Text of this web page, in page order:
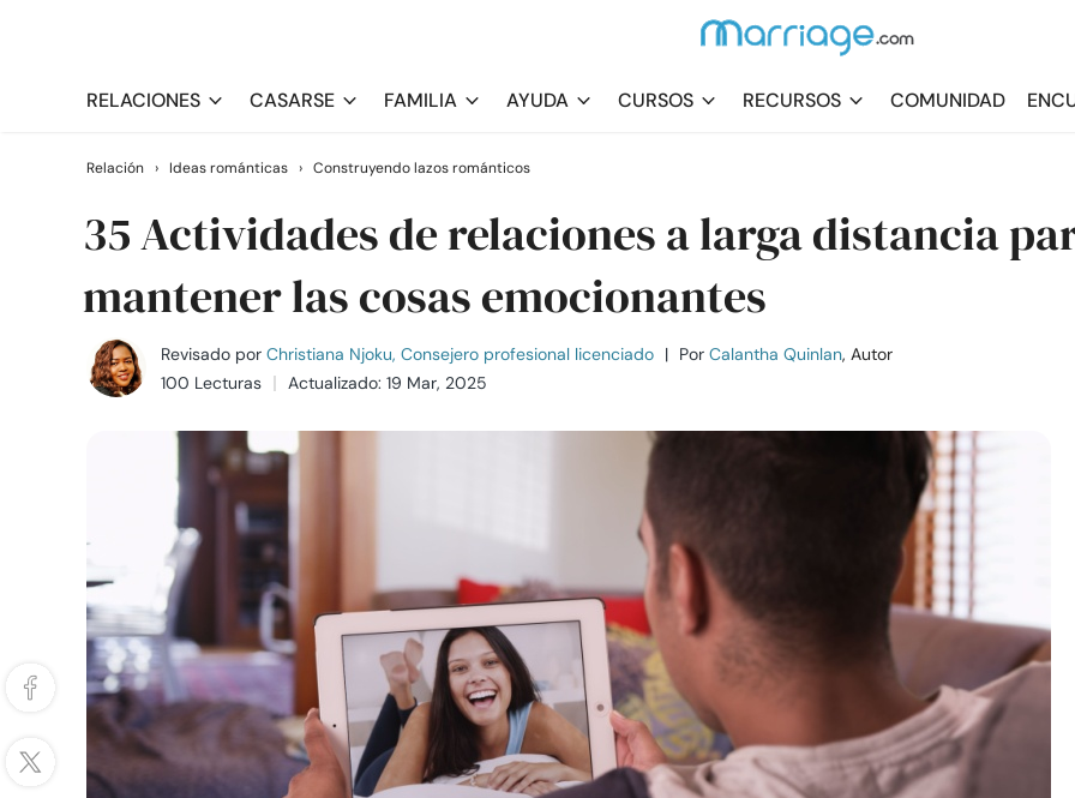
RELACIONES CASARSE FAMILIA AYUDA CURSOS RECURSOS COMUNIDAD
Relación › Ideas románticas › Construyendo lazos románticos
35 Actividades de relaciones a larga distancia
mantener las cosas emocionantes
Revisado por Christiana Njoku, Consejero profesional licenciado | Por Calantha Quinlan, Autor
100 Lecturas
Actualizado: 19 Mar, 2025